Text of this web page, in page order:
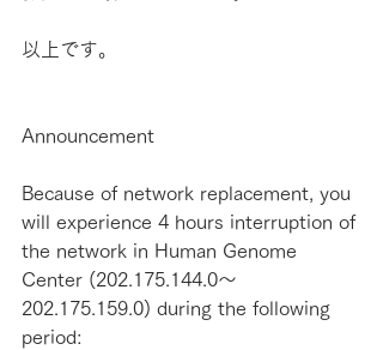
以上です。
Announcement
Because of network replacement, you
will experience 4 hours interruption of
the network in Human Genome
Center (202.175.144.0～
202.175.159.0) during the following
period: